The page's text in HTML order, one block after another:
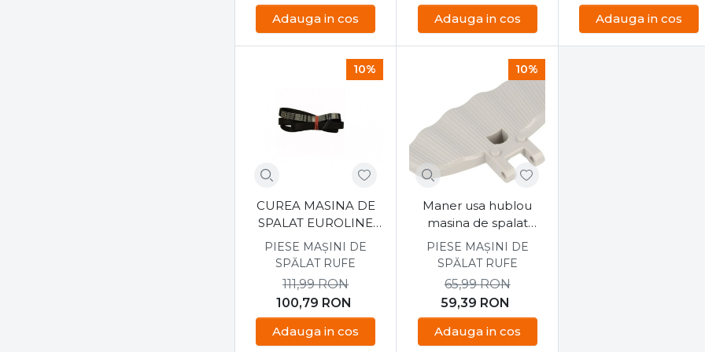
Adauga in cos Adauga in cos Adauga in cos
10%
CUREA MASINA DE
SPALAT EUROLINE
1236 J6 EL, 42006396
PIESE MAȘINI DE
SPĂLAT RUFE
100,79 RON
111,99RON
Adauga in cos
10%
Maner usa hublou
masina de spalat
Euroline, Vestel
42070156
PIESE MAȘINI DE
SPĂLAT RUFE
59,39 RON
65,99RON
Adauga in cos